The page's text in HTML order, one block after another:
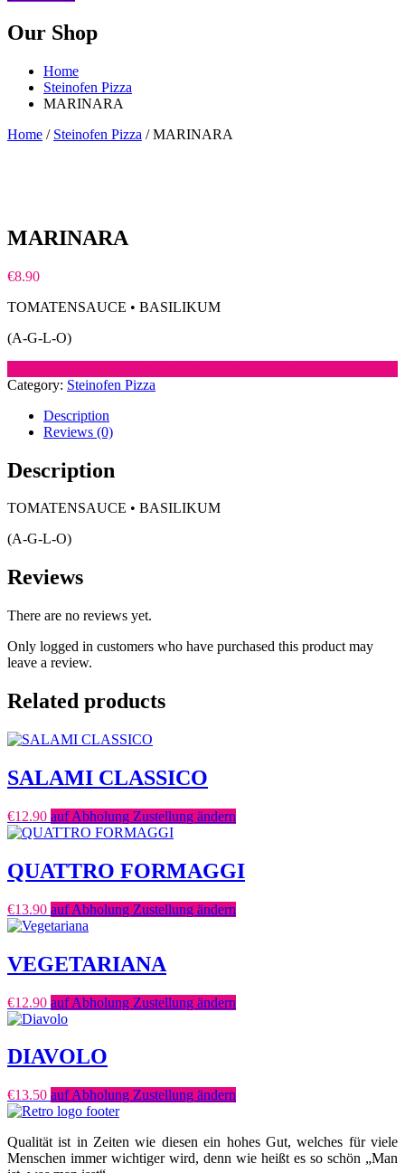
Our Shop
Home
Steinofen Pizza
MARINARA
Home / Steinofen Pizza / MARINARA
MARINARA
€8.90
TOMATENSAUCE • BASILIKUM
(A-G-L-O)
Category: Steinofen Pizza
Description
Reviews (0)
Description
TOMATENSAUCE • BASILIKUM
(A-G-L-O)
Reviews
There are no reviews yet.
Only logged in customers who have purchased this product may
leave a review.
Related products
SALAMI CLASSICO
€12.90 auf Abholung Zustellung ändern
QUATTRO FORMAGGI
€13.90 auf Abholung Zustellung ändern
VEGETARIANA
€12.90 auf Abholung Zustellung ändern
DIAVOLO
€13.50 auf Abholung Zustellung ändern
Qualität ist in Zeiten wie diesen ein hohes Gut, welches für viele
Menschen immer wichtiger wird, denn wie heißt es so schön „Man